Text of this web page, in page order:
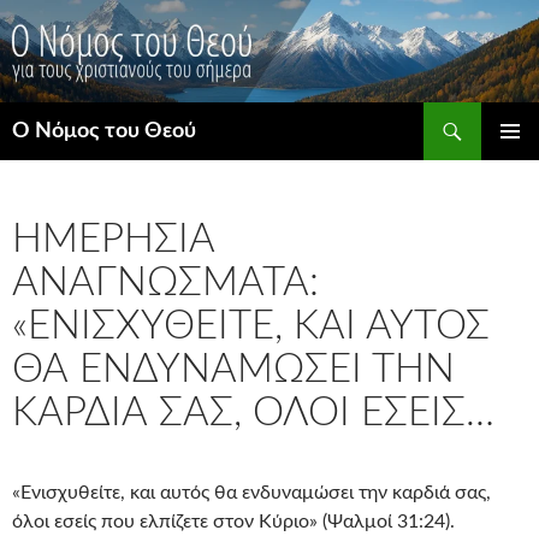
Μετάβαση
σε
περιεχόμενο
Ο Νόμος του Θεού
ΗΜΕΡΉΣΙΑ
ΑΝΑΓΝΏΣΜΑΤΑ:
«ΕΝΙΣΧΥΘΕΊΤΕ, ΚΑΙ ΑΥΤΌΣ
ΘΑ ΕΝΔΥΝΑΜΏΣΕΙ ΤΗΝ
ΚΑΡΔΙΆ ΣΑΣ, ΌΛΟΙ ΕΣΕΊΣ…
«Ενισχυθείτε, και αυτός θα ενδυναμώσει την καρδιά σας,
όλοι εσείς που ελπίζετε στον Κύριο» (Ψαλμοί 31:24).